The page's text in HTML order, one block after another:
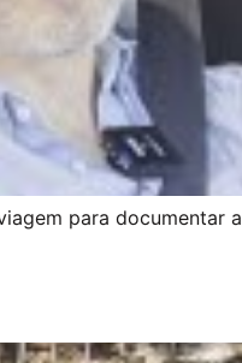
para documentar a